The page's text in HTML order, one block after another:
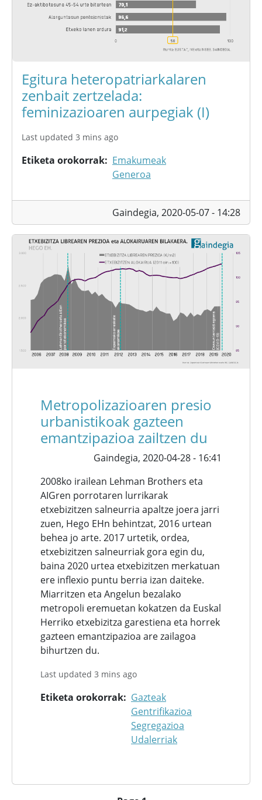
Egitura heteropatriarkalaren
zenbait zertzelada:
feminizazioaren aurpegiak (I)
Last updated 3 mins ago
Etiketa orokorrak
Emakumeak
Generoa
Gaindegia, 2020-05-07 - 14:28
Metropolizazioaren presio
urbanistikoak gazteen
emantzipazioa zailtzen du
Gaindegia, 2020-04-28 - 16:41
2008ko irailean Lehman Brothers eta
AIGren porrotaren lurrikarak
etxebizitzen salneurria apaltze joera jarri
zuen, Hego EHn behintzat, 2016 urtean
behea jo arte. 2017 urtetik, ordea,
etxebizitzen salneurriak gora egin du,
baina 2020 urtea etxebizitzen merkatuan
ere inflexio puntu berria izan daiteke.
Miarritzen eta Angelun bezalako
metropoli eremuetan kokatzen da Euskal
Herriko etxebizitza garestiena eta horrek
gazteen emantzipazioa are zailagoa
bihurtzen du.
Last updated 3 mins ago
Etiketa orokorrak
Gazteak
Gentrifikazioa
Segregazioa
Udalerriak